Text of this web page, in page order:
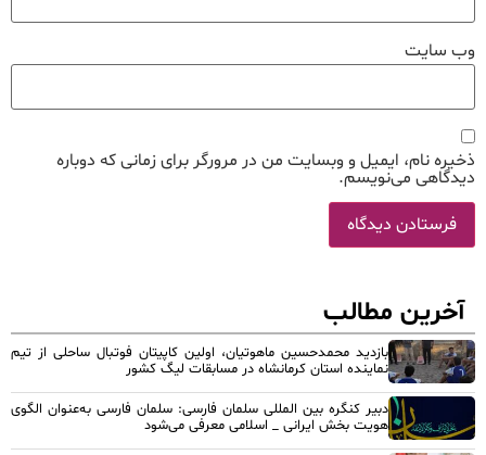
وب‌ سایت
ذخیره نام، ایمیل و وبسایت من در مرورگر برای زمانی که دوباره
دیدگاهی می‌نویسم.
آخرین مطالب
بازدید محمدحسین ماهوتیان، اولین کاپیتان فوتبال ساحلی از تیم
نماینده استان کرمانشاه در مسابقات لیگ کشور
دبیر کنگره بین المللی سلمان فارسی: سلمان فارسی به‌عنوان الگوی
هویت بخش ایرانی _ اسلامی معرفی می‌شود